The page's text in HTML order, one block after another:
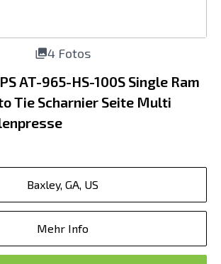
4 Fotos
AT-965-HS-100S Single Ram
Tie Scharnier Seite Multi
Baxley, GA, US
Mehr Info